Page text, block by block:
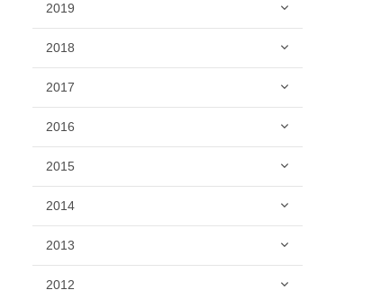
2019
2018
2017
2016
2015
2014
2013
2012